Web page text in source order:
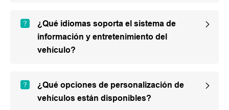
¿Qué idiomas soporta el sistema de
información y entretenimiento del
vehículo?
¿Qué opciones de personalización de
vehículos están disponibles?